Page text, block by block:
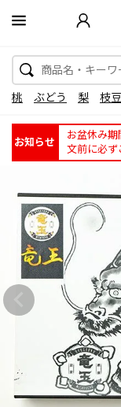
桃 ぶどう 梨 枝豆
お知らせ
お盆休み
文前に必ず